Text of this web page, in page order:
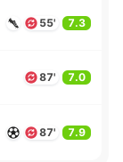
55' 7.3
87' 7.0
87' 7.9